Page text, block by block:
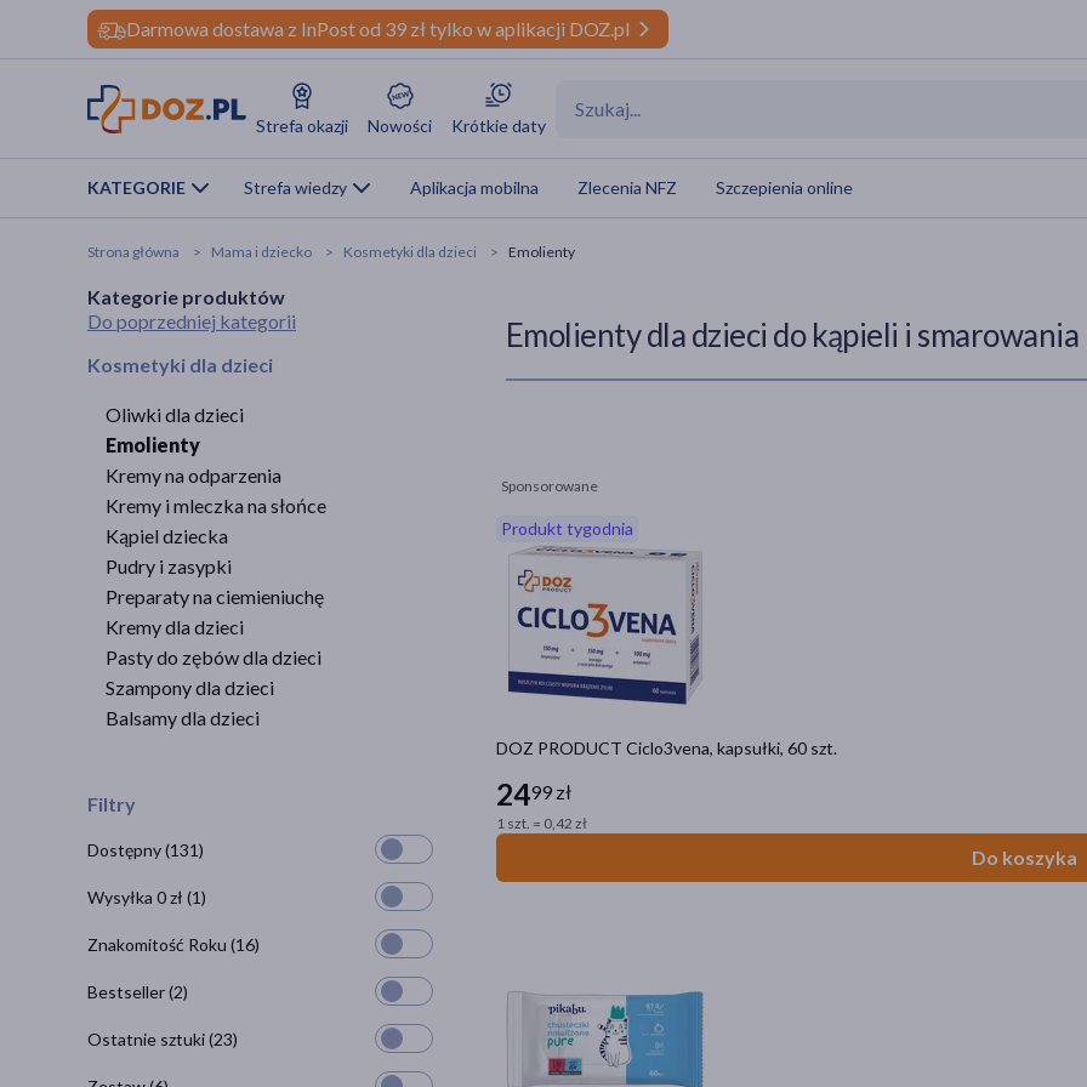
Darmowa dostawa z InPost od 39 zł tylko w aplikacji DOZ.pl
Strefa okazji Nowości Krótkie daty
KATEGORIE Strefa wiedzy Aplikacja mobilna Zlecenia NFZ Szczepienia online
Strona główna Mama i dziecko Kosmetyki dla dzieci Emolienty
Emolienty dla dzieci do kąpieli i smarowania
Sponsorowane
Produkt tygodnia
DOZ PRODUCT Ciclo3vena, kapsułki, 60 szt.
2499 zł
1 szt. = 0,42 zł
Do koszyka
Kategorie produktów
Do poprzedniej kategorii
Kosmetyki dla dzieci
Oliwki dla dzieci
Emolienty
Kremy na odparzenia
Kremy i mleczka na słońce
Kąpiel dziecka
Pudry i zasypki
Preparaty na ciemieniuchę
Kremy dla dzieci
Pasty do zębów dla dzieci
Szampony dla dzieci
Balsamy dla dzieci
Filtry
Dostępny(131)
Wysyłka 0 zł (1)
Znakomitość Roku (16)
Bestseller(2)
Ostatnie sztuki(23)